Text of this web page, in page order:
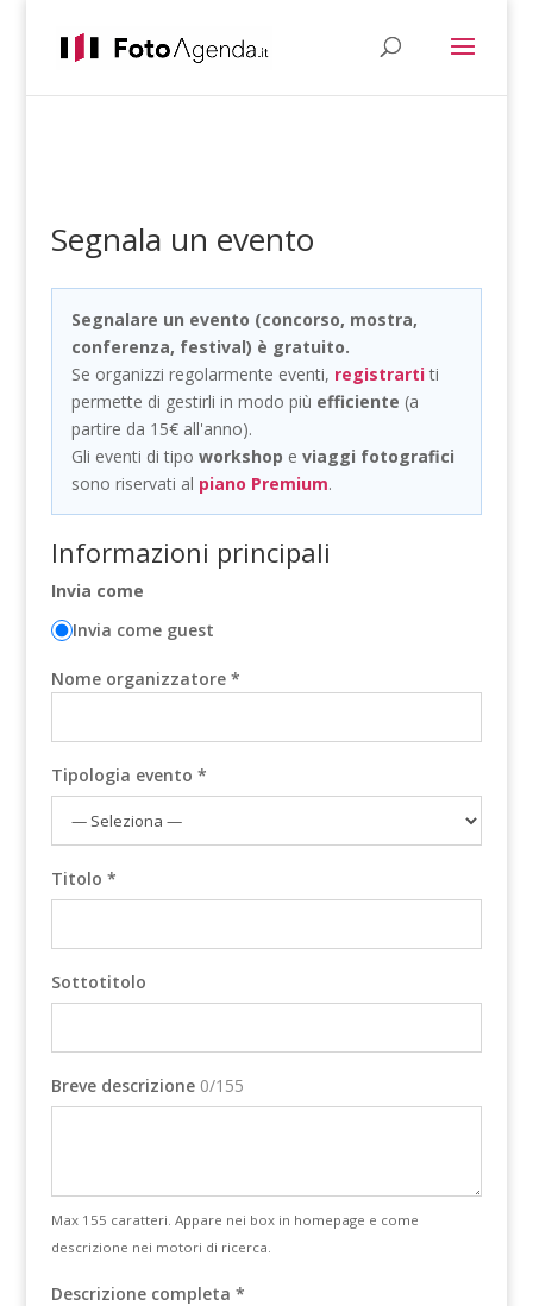
Segnala un evento
Segnalare un evento (concorso, mostra,
conferenza, festival) è gratuito.
Se organizzi regolarmente eventi, registrartiti
permette di gestirli in modo più efficiente (a
partire da 15€ all'anno).
Gli eventi di tipo workshop e viaggi fotografici
sono riservati al piano Premium.
Informazioni principali
Invia come
Invia come guest
Nome organizzatore *
Tipologia evento *
Titolo *
Sottotitolo
Breve descrizione 0/155
Max 155 caratteri. Appare nei box in homepage e come
descrizione nei motori di ricerca.
Descrizione completa *